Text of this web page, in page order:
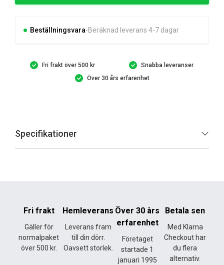
Beställningsvara Beräknad leverans 4-7 dagar
Fri frakt över 500 kr
Snabba leveranser
Över 30 års erfarenhet
Specifikationer
Fri frakt
Gäller för
normalpaket
över 500 kr.
Hemleverans
Leverans fram
till din dörr.
Oavsett storlek.
Över 30 års
erfarenhet
Företaget
startade 1
januari 1995
Betala sen
Med Klarna
Checkout har
du flera
alternativ.